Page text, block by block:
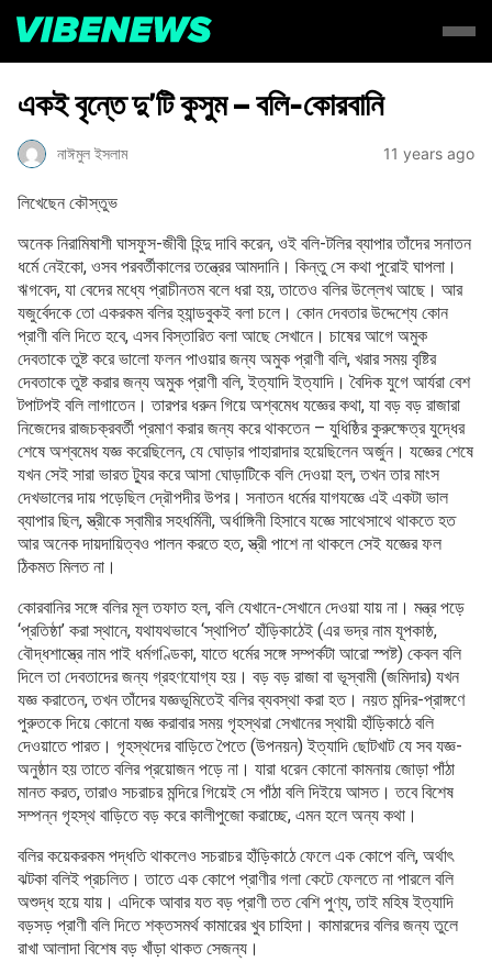
একই বৃন্তে দু’টি কুসুম – বলি-কোরবানি
নাঈমুল ইসলাম 11 years ago
লিখেছেন কৌস্তুভ
অনেক নিরামিষাশী ঘাসফুস-জীবী হিন্দু দাবি করেন, ওই বলি-টলির ব্যাপার তাঁদের সনাতন
ধর্মে নেইকো, ওসব পরবর্তীকালের তন্ত্রের আমদানি। কিন্তু সে কথা পুরোই ঘাপলা।
ঋগবেদ, যা বেদের মধ্যে প্রাচীনতম বলে ধরা হয়, তাতেও বলির উল্লেখ আছে। আর
যজুর্বেদকে তো একরকম বলির হ্যান্ডবুকই বলা চলে। কোন দেবতার উদ্দেশ্যে কোন
প্রাণী বলি দিতে হবে, এসব বিস্তারিত বলা আছে সেখানে। চাষের আগে অমুক
দেবতাকে তুষ্ট করে ভালো ফলন পাওয়ার জন্য অমুক প্রাণী বলি, খরার সময় বৃষ্টির
দেবতাকে তুষ্ট করার জন্য অমুক প্রাণী বলি, ইত্যাদি ইত্যাদি। বৈদিক যুগে আর্যরা বেশ
টপাটপই বলি লাগাতেন। তারপর ধরুন গিয়ে অশ্বমেধ যজ্ঞের কথা, যা বড় বড় রাজারা
নিজেদের রাজচক্রবর্তী প্রমাণ করার জন্য করে থাকতেন – যুধিষ্ঠির কুরুক্ষেত্র যুদ্ধের
শেষে অশ্বমেধ যজ্ঞ করেছিলেন, যে ঘোড়ার পাহারাদার হয়েছিলেন অর্জুন। যজ্ঞের শেষে
যখন সেই সারা ভারত ট্যুর করে আসা ঘোড়াটিকে বলি দেওয়া হল, তখন তার মাংস
দেখভালের দায় পড়েছিল দ্রৌপদীর উপর। সনাতন ধর্মের যাগযজ্ঞে এই একটা ভাল
ব্যাপার ছিল, স্ত্রীকে স্বামীর সহধর্মিনী, অর্ধাঙ্গিনী হিসাবে যজ্ঞে সাথেসাথে থাকতে হত
আর অনেক দায়দায়িত্বও পালন করতে হত, স্ত্রী পাশে না থাকলে সেই যজ্ঞের ফল
ঠিকমত মিলত না।
কোরবানির সঙ্গে বলির মূল তফাত হল, বলি যেখানে-সেখানে দেওয়া যায় না। মন্ত্র পড়ে
‘প্রতিষ্ঠা’ করা স্থানে, যথাযথভাবে ‘স্থাপিত’ হাঁড়িকাঠেই (এর ভদ্র নাম যূপকাষ্ঠ,
বৌদ্ধশাস্ত্রে নাম পাই ধর্মগণ্ডিকা, যাতে ধর্মের সঙ্গে সম্পর্কটা আরো স্পষ্ট) কেবল বলি
দিলে তা দেবতাদের জন্য গ্রহণযোগ্য হয়। বড় বড় রাজা বা ভূস্বামী (জমিদার) যখন
যজ্ঞ করাতেন, তখন তাঁদের যজ্ঞভূমিতেই বলির ব্যবস্থা করা হত। নয়ত মন্দির-প্রাঙ্গণে
পুরুতকে দিয়ে কোনো যজ্ঞ করাবার সময় গৃহস্থরা সেখানের স্থায়ী হাঁড়িকাঠে বলি
দেওয়াতে পারত। গৃহস্থদের বাড়িতে পৈতে (উপনয়ন) ইত্যাদি ছোটখাট যে সব যজ্ঞ-
অনুষ্ঠান হয় তাতে বলির প্রয়োজন পড়ে না। যারা ধরেন কোনো কামনায় জোড়া পাঁঠা
মানত করত, তারাও সচরাচর মন্দিরে গিয়েই সে পাঁঠা বলি দিইয়ে আসত। তবে বিশেষ
সম্পন্ন গৃহস্থ বাড়িতে বড় করে কালীপুজো করাচ্ছে, এমন হলে অন্য কথা।
বলির কয়েকরকম পদ্ধতি থাকলেও সচরাচর হাঁড়িকাঠে ফেলে এক কোপে বলি, অর্থাৎ
ঝটকা বলিই প্রচলিত। তাতে এক কোপে প্রাণীর গলা কেটে ফেলতে না পারলে বলি
অশুদ্ধ হয়ে যায়। এদিকে আবার যত বড় প্রাণী তত বেশি পুণ্য, তাই মহিষ ইত্যাদি
বড়সড় প্রাণী বলি দিতে শক্তসমর্থ কামারের খুব চাহিদা। কামারদের বলির জন্য তুলে
রাখা আলাদা বিশেষ বড় খাঁড়া থাকত সেজন্য।